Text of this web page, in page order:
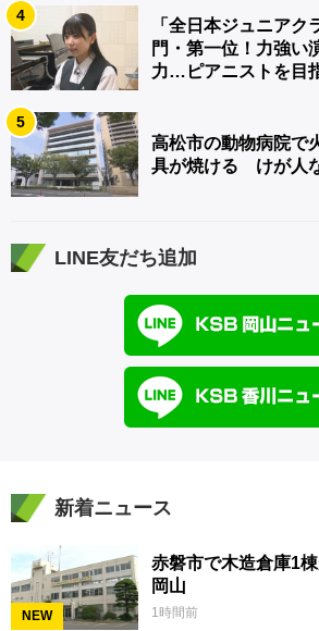
4
「全日本ジュニア
門・第一位！力強い
力…ピアニストを目
5
高松市の動物病院
具が焼ける けが人
LINE友だち追加
新着ニュース
NEW
赤磐市で木造倉庫1
岡山
1時間前